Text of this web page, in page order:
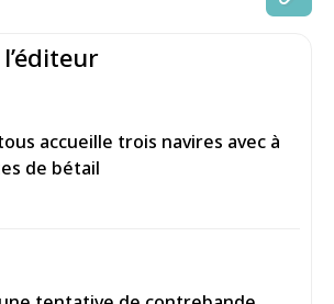
accueille trois navires avec à
de bétail